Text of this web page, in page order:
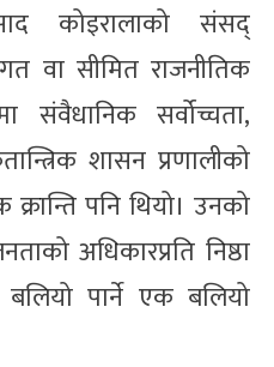
कोइरालाको संसद्
वा सीमित राजनीतिक
संवैधानिक सर्वोच्चता,
शासन प्रणालीको
क्रान्ति पनि थियो। उनको
अधिकारप्रति निष्ठा
पार्ने एक बलियो